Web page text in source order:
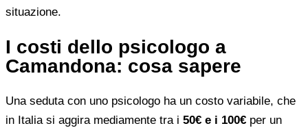
situazione.
I costi dello psicologo a
Camandona: cosa sapere
Una seduta con uno psicologo ha un costo variabile, che
in Italia si aggira mediamente tra i 50€ e i 100€ per un